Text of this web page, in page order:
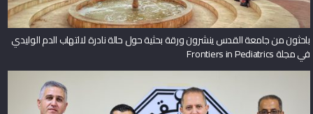
باحثون من جامعة القدس ينشرون ورقة بحثية حول حالة نادرة لالتهاب الدم الوليدي
في مجلة Frontiers in Pediatrics